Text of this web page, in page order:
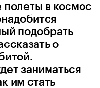
полеты в космос
подобрать
о
заниматься
им стать